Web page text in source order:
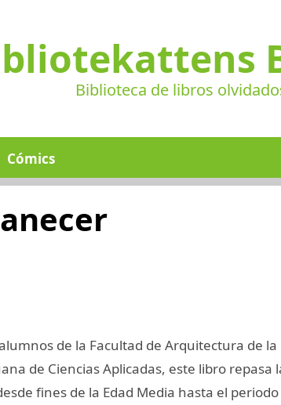
Biblioteca de libros
Cómics
de la Facultad de Arquitectura de la
de Ciencias Aplicadas, este libro repasa
fines de la Edad Media hasta el periodo